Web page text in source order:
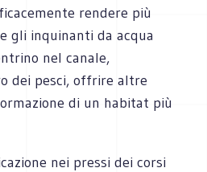
rendere più
gli inquinanti da acqua
nel canale,
dei pesci, offrire altre
di un habitat più
nei pressi dei corsi